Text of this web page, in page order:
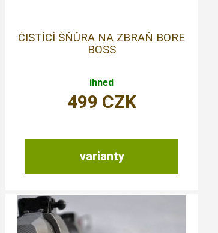
ČISTÍCÍ ŠŇŮRA NA ZBRAŇ BORE
BOSS
ihned
varianty
499 CZK